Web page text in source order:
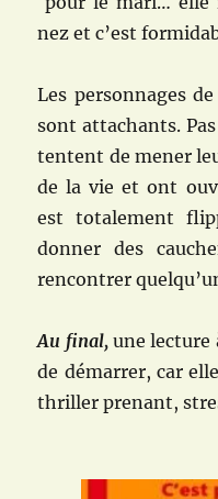
nez et c’est
Les personnages
sont attachants.
tentent de mener
de la vie et ont
est totalement
donner des
rencontrer
Au final,une lecture
de démarrer, car
thriller prenant,